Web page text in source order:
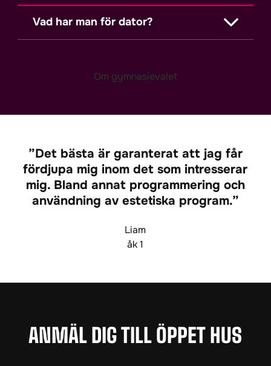
Vad har man för dator?
Om gymnasievalet
Det bästa är garanterat att jag får
fördjupa mig inom det som intresserar
mig. Bland annat programmering och
användning av estetiska program.
Liam
åk 1
ANMÄL DIG TILL ÖPPET HUS